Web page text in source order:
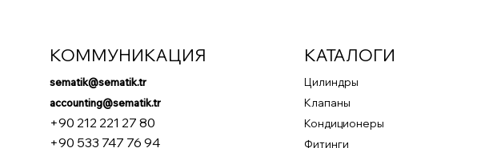
КОММУНИКАЦИЯ
sematik@sematik.tr
accounting@sematik.tr
+90 212 221 27 80
+90 533 747 76 94
КАТАЛОГИ
Цилиндры
Клапаны
Кондиционеры
Фитинги